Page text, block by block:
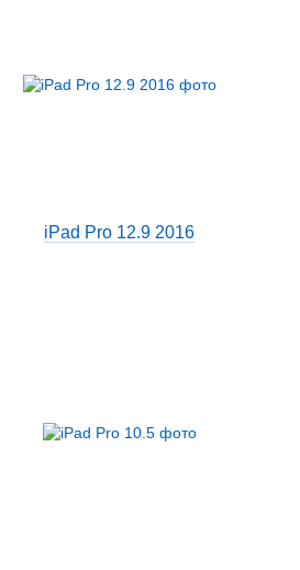
iPad Pro 12.9 2016